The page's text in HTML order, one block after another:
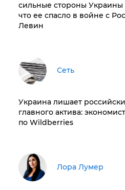
сильные стороны Украины
что ее спасло в войне с
Левин
Сеть
​Украина лишает
главного актива:
по Wildberries
​Лора Лумер